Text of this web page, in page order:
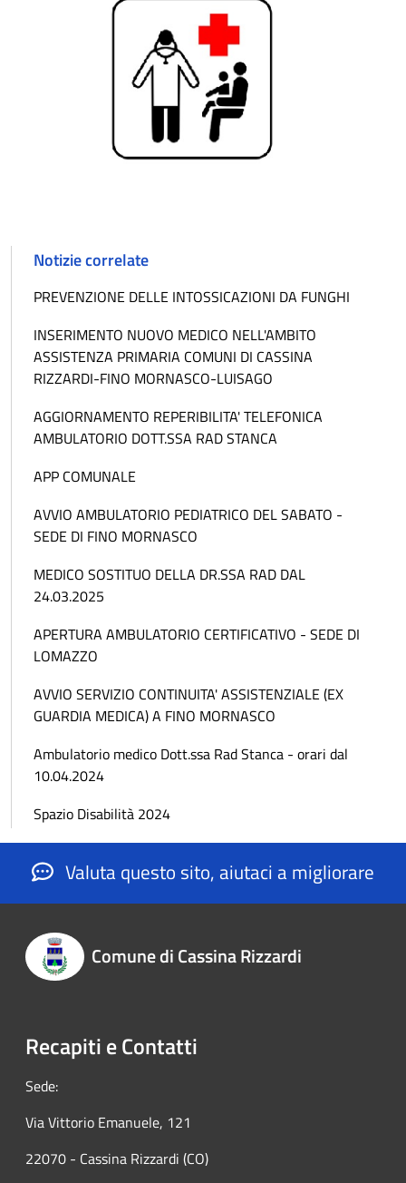
Notizie correlate
PREVENZIONE DELLE INTOSSICAZIONI DA FUNGHI
INSERIMENTO NUOVO MEDICO NELL'AMBITO
ASSISTENZA PRIMARIA COMUNI DI CASSINA
RIZZARDI-FINO MORNASCO-LUISAGO
AGGIORNAMENTO REPERIBILITA' TELEFONICA
AMBULATORIO DOTT.SSA RAD STANCA
APP COMUNALE
AVVIO AMBULATORIO PEDIATRICO DEL SABATO -
SEDE DI FINO MORNASCO
MEDICO SOSTITUO DELLA DR.SSA RAD DAL
24.03.2025
APERTURA AMBULATORIO CERTIFICATIVO - SEDE DI
LOMAZZO
AVVIO SERVIZIO CONTINUITA' ASSISTENZIALE (EX
GUARDIA MEDICA) A FINO MORNASCO
Ambulatorio medico Dott.ssa Rad Stanca - orari dal
10.04.2024
Spazio Disabilità 2024
Valuta questo sito, aiutaci a migliorare
Comune di Cassina Rizzardi
Recapiti e Contatti
Sede:
Via Vittorio Emanuele, 121
22070 - Cassina Rizzardi (CO)